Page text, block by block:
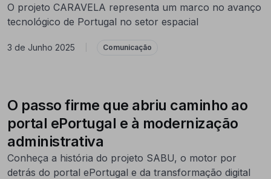
O projeto CARAVELA representa um marco no avanço
tecnológico de Portugal no setor espacial
3 de Junho 2025 Comunicação
O passo firme que abriu caminho ao
portal ePortugal e à modernização
administrativa
Conheça a história do projeto SABU, o motor por
detrás do portal ePortugal e da transformação digital